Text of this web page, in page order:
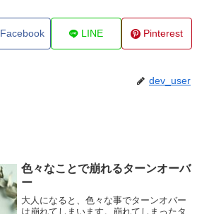
Facebook LINE Pinterest
dev_user
色々なことで崩れるターンオーバ
ー
大人になると、色々な事でターンオバー
は崩れてしまいます。崩れてしまったタ